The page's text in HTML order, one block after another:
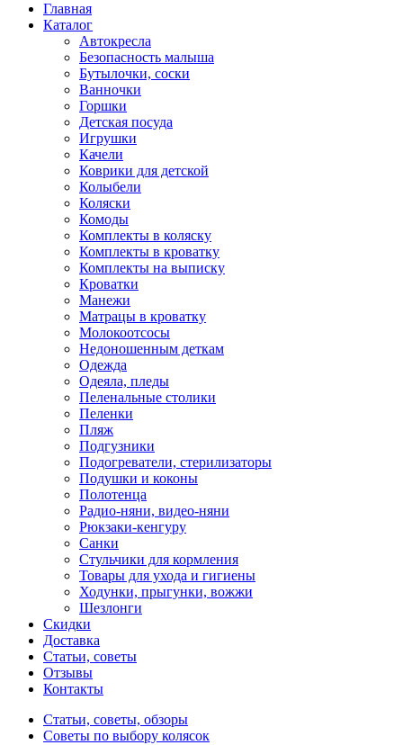
Главная
Каталог
Автокресла
Безопасность малыша
Бутылочки, соски
Ванночки
Горшки
Детская посуда
Игрушки
Качели
Коврики для детской
Колыбели
Коляски
Комоды
Комплекты в коляску
Комплекты в кроватку
Комплекты на выписку
Кроватки
Манежи
Матрацы в кроватку
Молокоотсосы
Недоношенным деткам
Одежда
Одеяла, пледы
Пеленальные столики
Пеленки
Пляж
Подгузники
Подогреватели, стерилизаторы
Подушки и коконы
Полотенца
Радио-няни, видео-няни
Рюкзаки-кенгуру
Санки
Стульчики для кормления
Товары для ухода и гигиены
Ходунки, прыгунки, вожжи
Шезлонги
Скидки
Доставка
Статьи, советы
Отзывы
Контакты
Статьи, советы, обзоры
Советы по выбору колясок